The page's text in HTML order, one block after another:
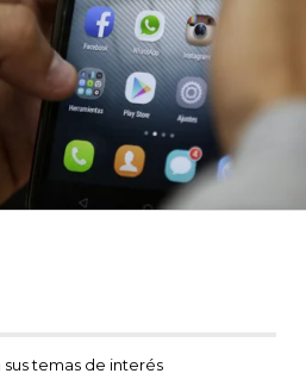
temas de interés